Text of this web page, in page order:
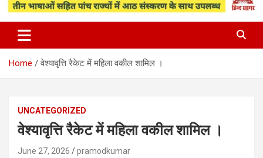
Home वेश्यावृत्ति रैकेट में महिला वकील शामिल ।
UNCATEGORIZED
वेश्यावृत्ति रैकेट में महिला वकील शामिल ।
June 27, 2026 pramodkumar